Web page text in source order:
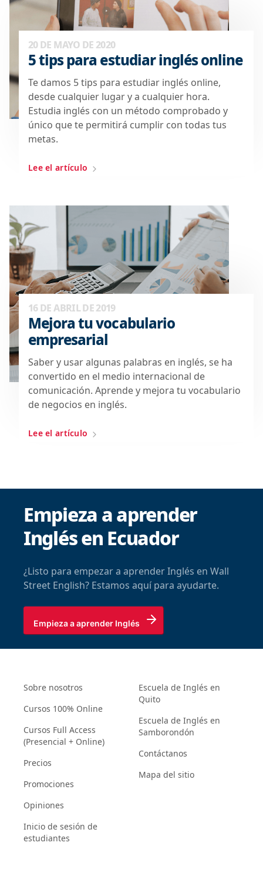
20 DE MAYO DE 2020
5 tips para estudiar inglés online
Te damos 5 tips para estudiar inglés online,
desde cualquier lugar y a cualquier hora.
Estudia inglés con un método comprobado y
único que te permitirá cumplir con todas tus
metas.
Lee el artículo
16 DE ABRIL DE 2019
Mejora tu vocabulario
empresarial
Saber y usar algunas palabras en inglés, se ha
convertido en el medio internacional de
comunicación. Aprende y mejora tu vocabulario
de negocios en inglés.
Lee el artículo
Empieza a aprender
Inglés en Ecuador
¿Listo para empezar a aprender Inglés en Wall
Street English? Estamos aquí para ayudarte.
Empieza a aprender Inglés
Sobre nosotros
Cursos 100% Online
Cursos Full Access
(Presencial + Online)
Precios
Promociones
Opiniones
Inicio de sesión de
estudiantes
Escuela de Inglés en
Quito
Escuela de Inglés en
Samborondón
Contáctanos
Mapa del sitio